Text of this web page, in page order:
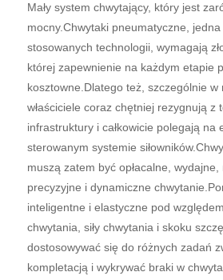
Mały system chwytający, który jest
mocny.Chwytaki pneumatyczne,
stosowanych technologii, wymagają
której zapewnienie na każdym etapie
kosztowne.Dlatego też, szczególnie w
właściciele coraz chętniej rezygnują z
infrastruktury i całkowicie polegają na
sterowanym systemie
muszą zatem być opłacalne,
precyzyjne i dynamiczne
inteligentne i elastyczne pod
chwytania, siły chwytania i skoku
dostosowywać się do różnych zadań
kompletacją i wykrywać braki w